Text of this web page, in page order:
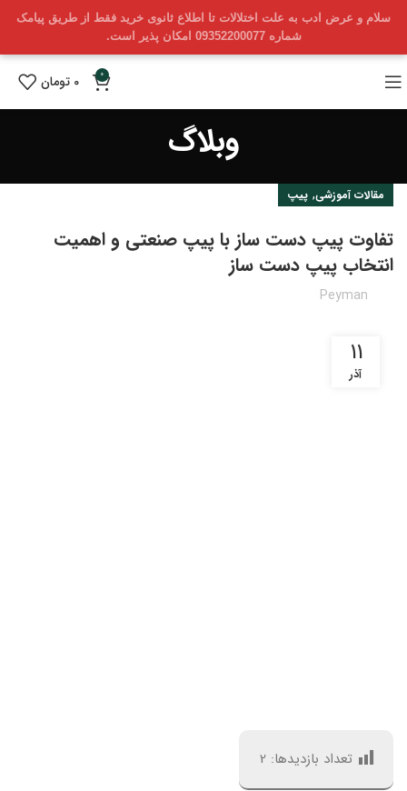
سلام و عرض ادب به علت اختلالات تا اطلاع ثانوی خرید فقط از طریق پیامک
شماره 09352200077 امکان پذیر است.
0
0 تومان
وبلاگ
مقالات آموزشی, پیپ
تفاوت پیپ‌ دست‌ ساز با پیپ‌ صنعتی و اهمیت
انتخاب پیپ دست‌ ساز
Peyman
11
آذر
تعداد بازدیدها: 2